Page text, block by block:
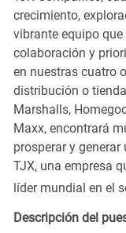
crecimiento,
vibrante equipo
colaboración y
en nuestras cuatro
distribución o
Marshalls,
Maxx, encontrará
prosperar y
TJX, una empresa
líder mundial en el
Descripción del